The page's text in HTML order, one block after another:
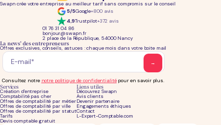
Swapn crée votre entreprise au meilleur tarif sans compromis sur le conseil
5/5Google+800 avis
4,9Trustpilot+372 avis
01 76 31 04 86
bonjour@swapn.fr
2 place de la République, 54000 Nancy
Services
Création d'entreprise
Comptabilité pas cher
Offres de comptabilité par métier
Offres de comptabilité par ville
Offres de comptabilité par statut
Tarifs
Devis comptable gratuit
Liens utiles
Découvrez Swapn
Avis clients
Devenir partenaire
Engagements éthiques
Contact
L-Expert-Comptable.com
La news' des entrepreneurs
Offres exclusives, conseils, astuces : chaque mois dans votre boite mail
Consultez notre notre politique de confidentialitépour en savoir plus.